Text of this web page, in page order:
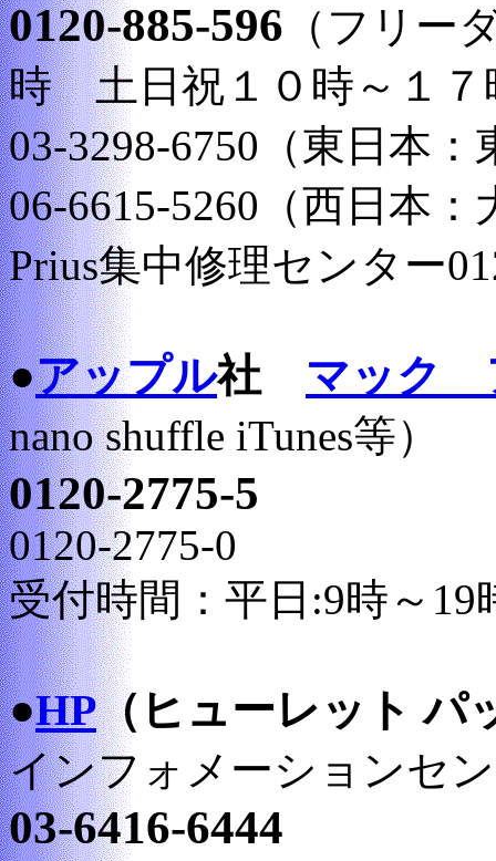
0120-885-596 （フリ
時 土日祝１０時～１７
03-3298-6750（東日本：
06-6615-5260（西日本：
Prius集中修理センター
●アップル社 マック
nano shuffle iTunes等）
0120-2775-5
0120-2775-0
受付時間：平日:9時～
●HP（ヒューレット パ
インフォメーションセ
03-6416-6444